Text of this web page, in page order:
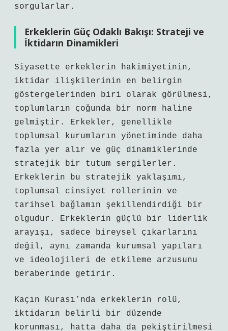
sorgularlar.
Erkeklerin Güç Odaklı Bakışı: Strateji ve
İktidarın Dinamikleri
Siyasette erkeklerin hakimiyetinin,
iktidar ilişkilerinin en belirgin
göstergelerinden biri olarak görülmesi,
toplumların çoğunda bir norm haline
gelmiştir. Erkekler, genellikle
toplumsal kurumların yönetiminde daha
fazla yer alır ve güç dinamiklerinde
stratejik bir tutum sergilerler.
Erkeklerin bu stratejik yaklaşımı,
toplumsal cinsiyet rollerinin ve
tarihsel bağlamın şekillendirdiği bir
olgudur. Erkeklerin güçlü bir liderlik
arayışı, sadece bireysel çıkarlarını
değil, aynı zamanda kurumsal yapıları
ve ideolojileri de etkileme arzusunu
beraberinde getirir.
Kaçın Kurası’nda erkeklerin rolü,
iktidarın belirli bir düzende
korunması, hatta daha da pekiştirilmesi